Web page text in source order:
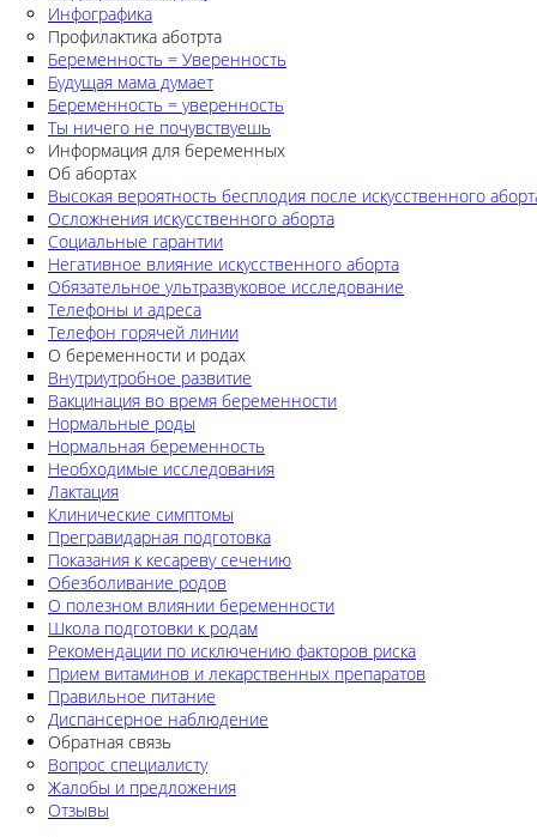
Инфографика
Профилактика аботрта
Беременность = Уверенность
Будущая мама думает
Беременность = уверенность
Ты ничего не почувствуешь
Информация для беременных
Об абортах
Высокая вероятность бесплодия после искусственного
Осложнения искусственного аборта
Социальные гарантии
Негативное влияние искусственного аборта
Обязательное ультразвуковое исследование
Телефоны и адреса
Телефон горячей линии
О беременности и родах
Внутриутробное развитие
Вакцинация во время беременности
Нормальные роды
Нормальная беременность
Необходимые исследования
Лактация
Клинические симптомы
Прегравидарная подготовка
Показания к кесареву сечению
Обезболивание родов
О полезном влиянии беременности
Школа подготовки к родам
Рекомендации по исключению факторов риска
Прием витаминов и лекарственных препаратов
Правильное питание
Диспансерное наблюдение
Обратная связь
Вопрос специалисту
Жалобы и предложения
Отзывы